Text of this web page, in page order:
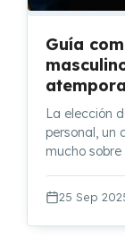
Guía
La elección
personal, un
mucho
25 Sep